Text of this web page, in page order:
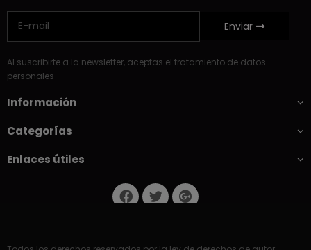
Enviar
Al suscribirte a la newsletter, aceptas el tratamiento de datos
personales
Información
Categorías
Enlaces útiles